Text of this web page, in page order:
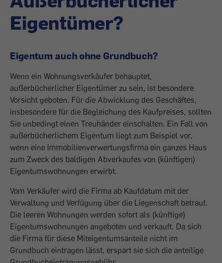
Eigentümer?
Eigentum auch ohne Grundbuch?
Wenn ein Wohnungsverkäufer behauptet,
außerbücherlicher Eigentümer zu sein, ist besondere
Vorsicht geboten. Für die Abwicklung des Geschäftes,
insbesondere für die Begleichung des Kaufpreises, sollten
Sie unbedingt einen Treuhänder einschalten. Ein Fall von
außerbücherlichem Eigentum liegt zum Beispiel vor,
wenn eine Immobilienverwertungsfirma ein ganzes Haus
zum Zweck des baldigen Abverkaufes von (künftigen)
Eigentumswohnungen erwirbt.
Vom Verkäufer wird die Firma ab Kaufdatum mit der
Verwaltung und Verfügung über die Liegenschaft betraut.
Die leeren Wohnungen werden sofort als (künftige)
Eigentumswohnungen angeboten und verkauft. Da sich
die Firma für diese Miteigentumsanteile nicht im
Grundbuch eintragen lässt, erspart sie sich die anteilige